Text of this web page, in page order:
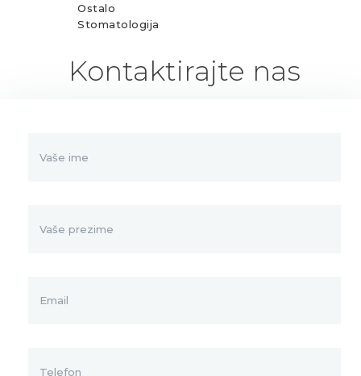
Ostalo
Stomatologija
Kontaktirajte nas